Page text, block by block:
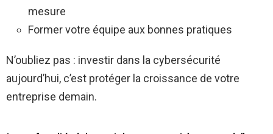
mesure
Former votre équipe aux bonnes pratiques
N’oubliez pas : investir dans la cybersécurité
aujourd’hui, c’est protéger la croissance de votre
entreprise demain.